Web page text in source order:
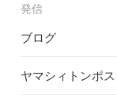
発信
ブログ
ヤマシィトンポス